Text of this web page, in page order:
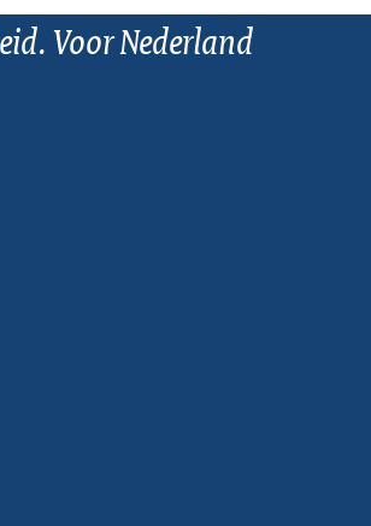
Voor Nederland